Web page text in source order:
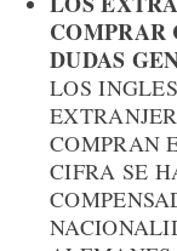
COMPRAR
DUDAS
LOS
COMPRAN
CIFRA SE